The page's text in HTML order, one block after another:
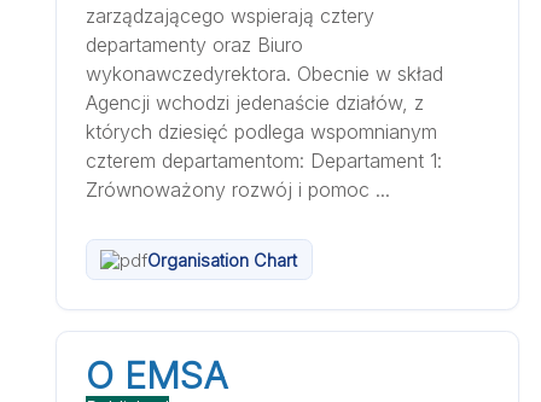
zarządzającego wspierają cztery
departamenty oraz Biuro
wykonawczedyrektora. Obecnie w skład
Agencji wchodzi jedenaście działów, z
których dziesięć podlega wspomnianym
czterem departamentom: Departament 1:
Zrównoważony rozwój i pomoc ...
Organisation Chart
O EMSA